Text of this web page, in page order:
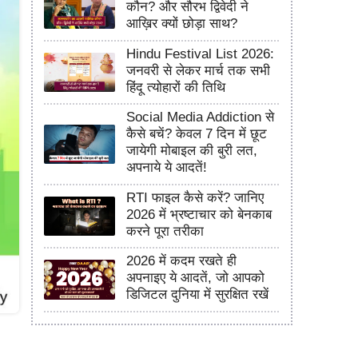
कौन? और सौरभ द्विवेदी ने
आख़िर क्यों छोड़ा साथ?
Hindu Festival List 2026:
जनवरी से लेकर मार्च तक सभी
हिंदू त्योहारों की तिथि
Social Media Addiction से
कैसे बचें? केवल 7 दिन में छूट
जायेगी मोबाइल की बुरी लत,
अपनाये ये आदतें!
RTI फाइल कैसे करें? जानिए
2026 में भ्रष्टाचार को बेनकाब
करने पूरा तरीका
2026 में कदम रखते ही
अपनाइए ये आदतें, जो आपको
डिजिटल दुनिया में सुरक्षित रखें